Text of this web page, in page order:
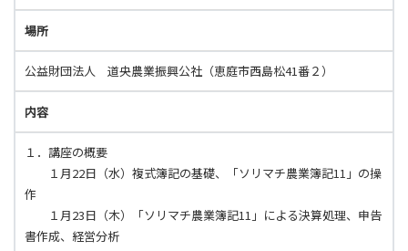
場所
公益財団法人 道央農業振興公社（恵庭市西島松41番２）
内容
１．講座の概要
１月22日（水）複式簿記の基礎、「ソリマチ農業簿記11」の操
作
１月23日（木）「ソリマチ農業簿記11」による決算処理、申告
書作成、経営分析